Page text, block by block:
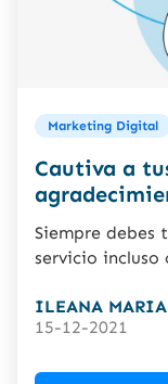
Marketing Digital
Cautiva a
Siempre debes
servicio incluso
ILEANA
15-12-2021